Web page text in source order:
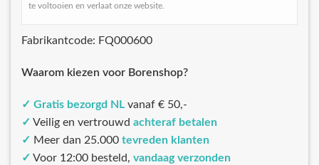
te voltooien en verlaat onze website.
Fabrikantcode: FQ000600
Waarom kiezen voor Borenshop?
✓ Gratis bezorgd NL vanaf € 50,-
✓ Veilig en vertrouwd achteraf betalen
✓ Meer dan 25.000 tevreden klanten
✓ Voor 12:00 besteld, vandaag verzonden